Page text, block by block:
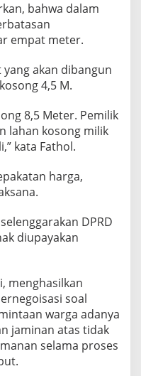
bahwa dalam
empat meter.
akan dibangun
4,5 M.
8,5 Meter. Pemilik
lahan kosong milik
kata Fathol.
harga,
DPRD
diupayakan
menghasilkan
soal
warga adanya
jaminan atas tidak
selama proses